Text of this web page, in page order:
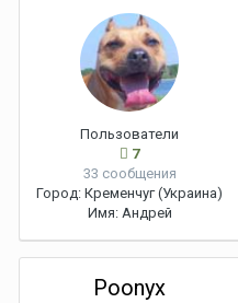
Пользователи
7
33 сообщения
Город: Кременчуг (Украина)
Имя: Андрей
Poonyx